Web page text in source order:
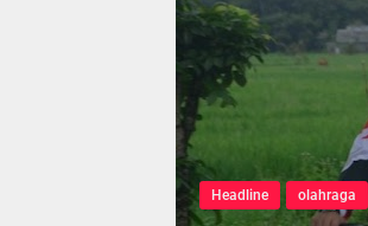
Headline olahraga